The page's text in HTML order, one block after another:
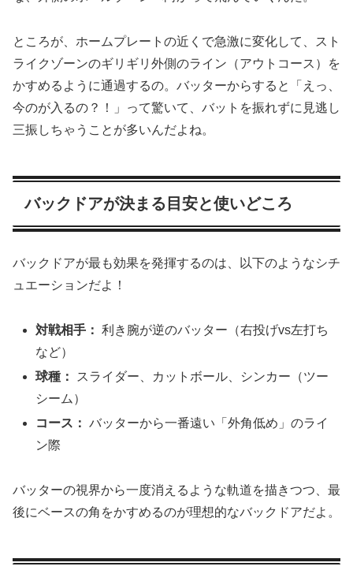
ところが、ホームプレートの近くで急激に変化して、スト
ライクゾーンのギリギリ外側のライン（アウトコース）を
かすめるように通過するの。バッターからすると「えっ、
今のが入るの？！」って驚いて、バットを振れずに見逃し
三振しちゃうことが多いんだよね。
バックドアが決まる目安と使いどころ
バックドアが最も効果を発揮するのは、以下のようなシチ
ュエーションだよ！
対戦相手： 利き腕が逆のバッター（右投げvs左打ち
など）
球種：
スライダー、カットボール、シンカー（ツー
シーム）
コース： バッターから一番遠い「外角低め」のライ
ン際
バッターの視界から一度消えるような軌道を描きつつ、最
後にベースの角をかすめるのが理想的なバックドアだよ。